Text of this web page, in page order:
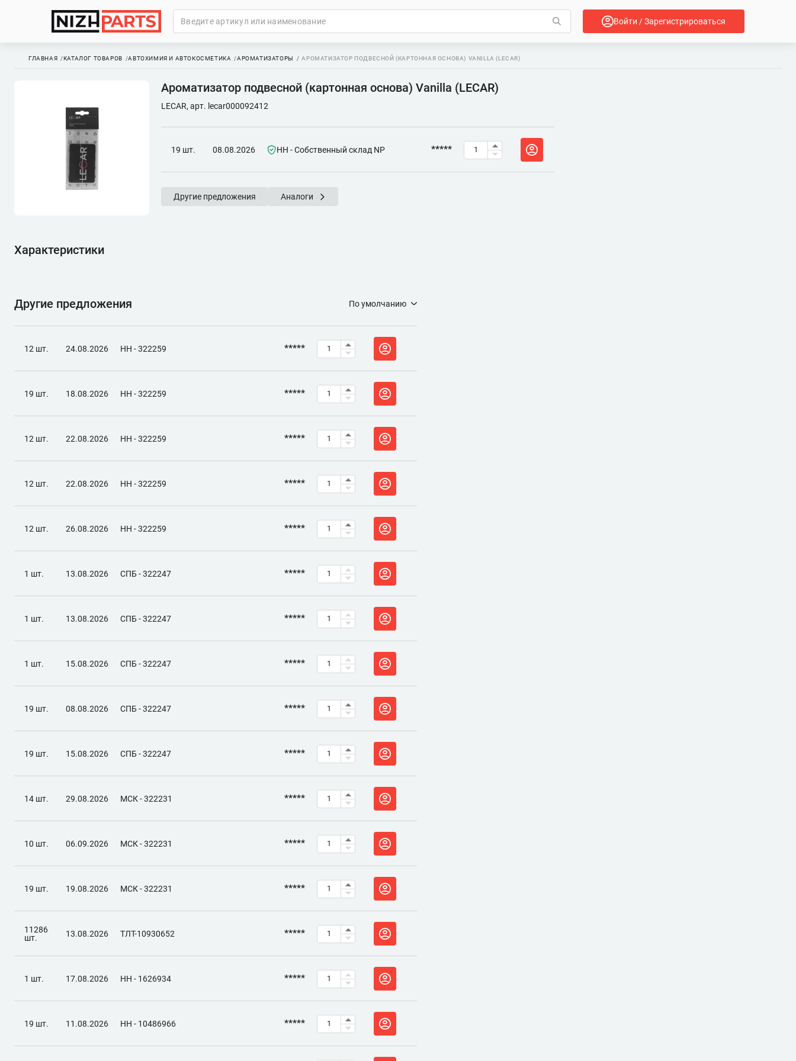
Войти / Зарегистрироваться
ГЛАВНАЯ КАТАЛОГ ТОВАРОВ АВТОХИМИЯ И АВТОКОСМЕТИКА АРОМАТИЗАТОРЫ АРОМАТИЗАТОР ПОДВЕСНОЙ (КАРТОННАЯ ОСНОВА) VANILLA (LECAR)
Ароматизатор подвесной (картонная основа) Vanilla (LECAR)
LECAR, арт. lecar000092412
19 шт. 08.08.2026 НН - Собственный склад NP *****
Другие предложения Аналоги
Характеристики
Другие предложения По умолчанию
12 шт. 24.08.2026 НН - 322259 *****
19 шт. 18.08.2026 НН - 322259 *****
12 шт. 22.08.2026 НН - 322259 *****
12 шт. 22.08.2026 НН - 322259 *****
12 шт. 26.08.2026 НН - 322259 *****
1 шт. 13.08.2026 СПБ - 322247 *****
1 шт. 13.08.2026 СПБ - 322247 *****
1 шт. 15.08.2026 СПБ - 322247 *****
19 шт. 08.08.2026 СПБ - 322247 *****
19 шт. 15.08.2026 СПБ - 322247 *****
14 шт. 29.08.2026 МСК - 322231 *****
10 шт. 06.09.2026 МСК - 322231 *****
19 шт. 19.08.2026 МСК - 322231 *****
11286
шт.
13.08.2026 ТЛТ-10930652 *****
1 шт. 17.08.2026 НН - 1626934 *****
19 шт. 11.08.2026 НН - 10486966 *****